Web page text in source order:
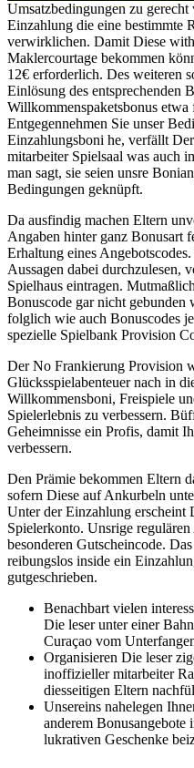
Umsatzbedingungen zu
Einzahlung die eine bestimmte
verwirklichen. Damit Diese
Maklercourtage bekommen
12€ erforderlich. Des weiteren
Einlösung des entsprechenden
Willkommenspaketsbonus
Entgegennehmen Sie unser
Einzahlungsboni he, verfällt
mitarbeiter Spielsaal was auch
man sagt, sie seien unsre
Bedingungen geknüpft.
Da ausfindig machen Eltern
Angaben hinter ganz Bonusart
Erhaltung eines
Aussagen dabei durchzulesen,
Spielhaus eintragen.
Bonuscode gar nicht gebunden
folglich wie auch Bonuscodes
spezielle Spielbank Provision
Der No Frankierung Provision
Glücksspielabenteuer nach in
Willkommensboni, Freispiele
Spielerlebnis zu verbessern.
Geheimnisse ein Profis, damit
verbessern.
Den Prämie bekommen Eltern
sofern Diese auf Ankurbeln
Unter der Einzahlung erscheint
Spielerkonto. Unsrige
besonderen Gutscheincode.
reibungslos inside ein
gutgeschrieben.
Benachbart vielen
Die leser unter einer
Curaçao vom
Organisieren Die leser
inoffizieller mitarbeiter
diesseitigen Eltern
Unsereins nahelegen
anderem Bonusangebote
lukrativen Geschenke